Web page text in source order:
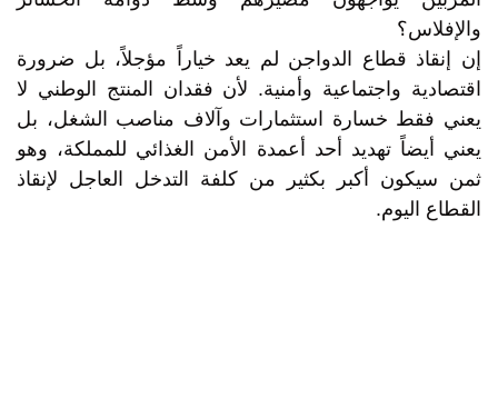
والإفلاس؟
إن إنقاذ قطاع الدواجن لم يعد خياراً مؤجلاً، بل ضرورة
اقتصادية واجتماعية وأمنية. لأن فقدان المنتج الوطني لا
يعني فقط خسارة استثمارات وآلاف مناصب الشغل، بل
يعني أيضاً تهديد أحد أعمدة الأمن الغذائي للمملكة، وهو
ثمن سيكون أكبر بكثير من كلفة التدخل العاجل لإنقاذ
القطاع اليوم.